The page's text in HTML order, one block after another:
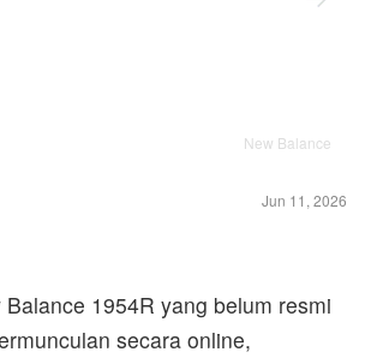
New Balance
Jun 11, 2026
1954R yang belum resmi
secara online,